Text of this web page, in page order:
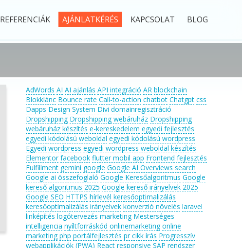
REFERENCIÁK AJÁNLATKÉRÉS KAPCSOLAT BLOG
AdWords AI AI ajánlás API integráció AR blockchain
Blokklánc Bounce rate Call-to-action chatbot Chatgpt css
Dapps Design System Divi domainregisztráció
Dropshipping Dropshipping webáruház Dropshipping
webáruház készítés e-kereskedelem egyedi fejlesztés
egyedi kódolású weboldal egyedi kódolású wordpress
Egyedi wordpress egyedi wordpress weboldal készítés
Elementor facebook flutter mobil app Frontend fejlesztés
Fulfillment gemini google Google AI Overviews search
Google ai összefoglaló Google Keresőalgoritmus Google
kereső algoritmus 2025 Google kereső irányelvek 2025
Google SEO HTTPS hírlevél keresőoptimalizálás
keresőoptimalizálás irányelvek konverzió növelés laravel
linképítés logótervezés marketing Mesterséges
intelligencia nyíltforráskód onlinemarketing online
marketing php portálfejlesztés pr cikk írás Progresszív
webapplikációk (PWA) React responsive SAP rendszer